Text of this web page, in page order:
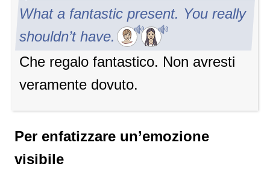
What a fantastic present. You really
shouldn’t have.
Che regalo fantastico. Non avresti
veramente dovuto.
Per enfatizzare un’emozione
visibile